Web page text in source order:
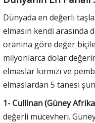
Dünyada en değerli
elmasın kendi arasında
oranına göre değer
milyonlarca dolar
elmaslar kırmızı ve
elmaslardan 5 tanesi
1- Cullinan (Güney Afrika
değerli mücevheri.